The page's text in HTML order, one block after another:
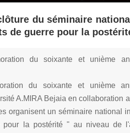
du séminaire
de guerre pour la
du soixante et unième
du soixante et unième
A.MIRA Bejaia en collaboration
organisent un séminaire national
la postérité " au niveau de